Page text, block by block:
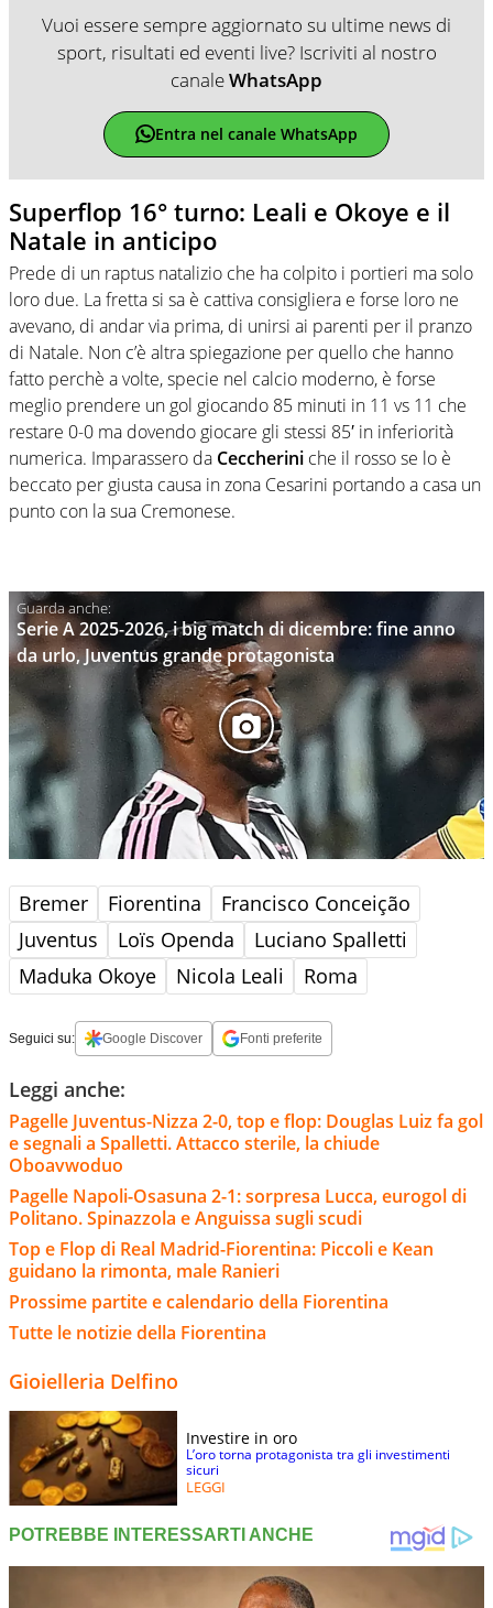
Vuoi essere sempre aggiornato su ultime news di
sport, risultati ed eventi live? Iscriviti al nostro
canaleWhatsApp
Entra nel canale WhatsApp
Superflop 16° turno: Leali e Okoye e il
Natale in anticipo
Prede di un raptus natalizio che ha colpito i portieri ma solo
loro due. La fretta si sa è cattiva consigliera e forse loro ne
avevano, di andar via prima, di unirsi ai parenti per il pranzo
di Natale. Non c’è altra spiegazione per quello che hanno
fatto perchè a volte, specie nel calcio moderno, è forse
meglio prendere un gol giocando 85 minuti in 11 vs 11 che
restare 0-0 ma dovendo giocare gli stessi 85′ in inferiorità
numerica. Imparassero da Ceccherini che il rosso se lo è
beccato per giusta causa in zona Cesarini portando a casa un
punto con la sua Cremonese.
Serie A 2025-2026, i big match di dicembre: fine anno
da urlo, Juventus grande protagonista
Bremer Fiorentina
Francisco Conceição
Juventus
Loïs Openda
Luciano Spalletti
Maduka Okoye
Nicola Leali Roma
Seguici su: Google Discover Fonti preferite
Leggi anche:
Pagelle Juventus-Nizza 2-0, top e flop: Douglas Luiz fa gol
e segnali a Spalletti. Attacco sterile, la chiude
Oboavwoduo
Pagelle Napoli-Osasuna 2-1: sorpresa Lucca, eurogol di
Politano. Spinazzola e Anguissa sugli scudi
Top e Flop di Real Madrid-Fiorentina: Piccoli e Kean
guidano la rimonta, male Ranieri
Prossime partite e calendario della Fiorentina
Tutte le notizie della Fiorentina
Gioielleria Delfino
Investire in oro
L’oro torna protagonista tra gli investimenti
sicuri
LEGGI